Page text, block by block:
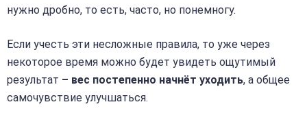
нужно дробно, то есть, часто, но понемногу.
Если учесть эти несложные правила, то уже через
некоторое время можно будет увидеть ощутимый
результат – вес постепенно начнёт уходить, а общее
самочувствие улучшаться.